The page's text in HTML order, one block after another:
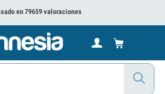
en 79659 valoraciones